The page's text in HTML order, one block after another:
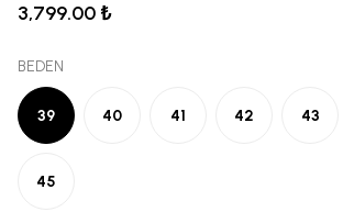
3,799.00 ₺
BEDEN
39 40 41 42 43
45